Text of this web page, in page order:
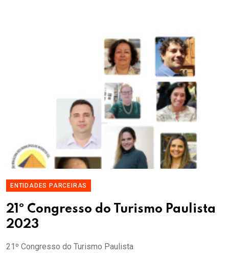
ENTIDADES PARCEIRAS
21º Congresso do Turismo Paulista
2023
21º Congresso do Turismo Paulista